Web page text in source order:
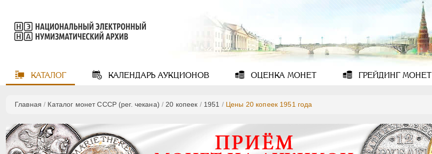
КАТАЛОГ КАЛЕНДАРЬАУКЦИОНОВ ОЦЕНКА МОНЕТ ГРЕЙДИНГМОНЕТ
Главная / Каталог монет СССР (рег. чекана) / 20 копеек / 1951 / Цены 20 копеек 1951 года